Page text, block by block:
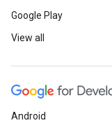
Google Play
View all
Android